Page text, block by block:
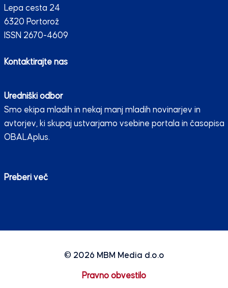
Lepa cesta 24
6320 Portorož
ISSN 2670-4609
Kontaktirajte nas
Uredniški odbor
Smo ekipa mladih in nekaj manj mladih novinarjev in
avtorjev, ki skupaj ustvarjamo vsebine portala in časopisa
OBALAplus.
Preberi več
© 2026 MBM Media d.o.o
Pravno obvestilo